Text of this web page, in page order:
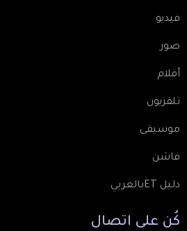
فيديو
صور
أفلام
تلفزيون
موسيقى
فاشن
دليل ETبالعربي
كُن على اتصال